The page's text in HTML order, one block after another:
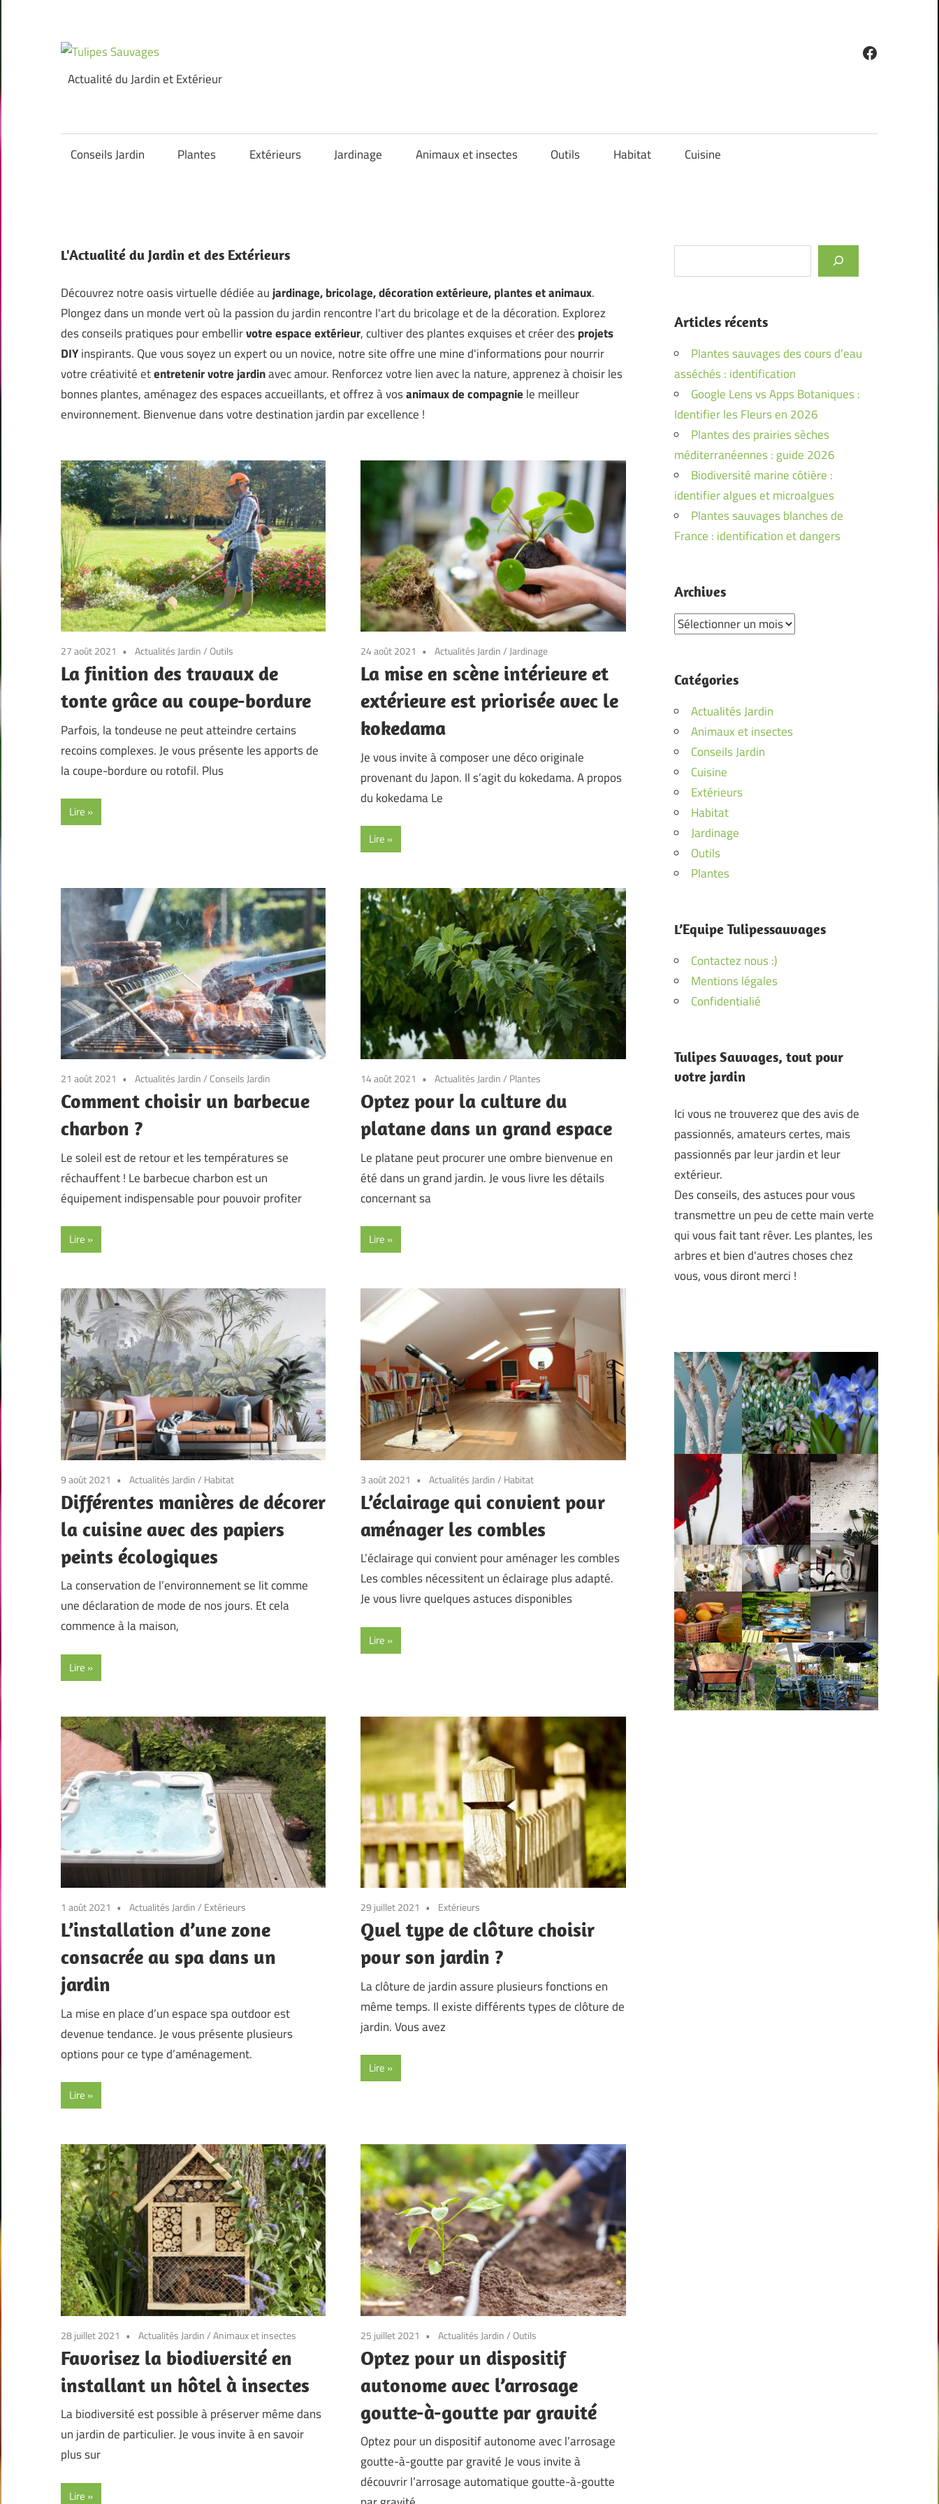
content
Actualité du Jardin et Extérieur
Facebook
Conseils Jardin Plantes Extérieurs Jardinage Animaux et insectes Outils Habitat Cuisine
L'Actualité du Jardin et des Extérieurs
Découvrez notre oasis virtuelle dédiée au jardinage, bricolage, décoration extérieure, plantes et animaux.
Plongez dans un monde vert où la passion du jardin rencontre l'art du bricolage et de la décoration. Explorez
des conseils pratiques pour embellirvotre espace extérieur, cultiver des plantes exquises et créer desprojets
DIYinspirants. Que vous soyez un expert ou un novice, notre site offre une mine d'informations pour nourrir
votre créativité etentretenir votre jardinavec amour. Renforcez votre lien avec la nature, apprenez à choisir les
bonnes plantes, aménagez des espaces accueillants, et offrez à vosanimaux de compagnie le meilleur
environnement. Bienvenue dans votre destination jardin par excellence !
27 août 2021 Actualités Jardin/Outils
La finition des travaux de
tonte grâce au coupe-bordure
Parfois, la tondeuse ne peut atteindre certains
recoins complexes. Je vous présente les apports de
la coupe-bordure ou rotofil. Plus
Lire
24 août 2021 Actualités Jardin/ Jardinage
La mise en scène intérieure et
extérieure est priorisée avec le
kokedama
Je vous invite à composer une déco originale
provenant du Japon. Il s’agit du kokedama. A propos
du kokedama Le
Lire
21 août 2021 Actualités Jardin/ Conseils Jardin
Comment choisir un barbecue
charbon ?
Le soleil est de retour et les températures se
réchauffent ! Le barbecue charbon est un
équipement indispensable pour pouvoir profiter
Lire
14 août 2021 Actualités Jardin/ Plantes
Optez pour la culture du
platane dans un grand espace
Le platane peut procurer une ombre bienvenue en
été dans un grand jardin. Je vous livre les détails
concernant sa
Lire
9 août 2021 Actualités Jardin/ Habitat
Différentes manières de décorer
la cuisine avec des papiers
peints écologiques
La conservation de l’environnement se lit comme
une déclaration de mode de nos jours. Et cela
commence à la maison,
Lire
3 août 2021 Actualités Jardin/ Habitat
L’éclairage qui convient pour
aménager les combles
L’éclairage qui convient pour aménager les combles
Les combles nécessitent un éclairage plus adapté.
Je vous livre quelques astuces disponibles
Lire
1 août 2021 Actualités Jardin/ Extérieurs
L’installation d’une zone
consacrée au spa dans un
jardin
La mise en place d’un espace spa outdoor est
devenue tendance. Je vous présente plusieurs
options pour ce type d’aménagement.
Lire
29 juillet 2021 Extérieurs
Quel type de clôture choisir
pour son jardin ?
La clôture de jardin assure plusieurs fonctions en
même temps. Il existe différents types de clôture de
jardin. Vous avez
Lire
28 juillet 2021 Actualités Jardin/Animaux et insectes
Favorisez la biodiversité en
installant un hôtel à insectes
La biodiversité est possible à préserver même dans
un jardin de particulier. Je vous invite à en savoir
plus sur
Lire
25 juillet 2021 Actualités Jardin/Outils
Optez pour un dispositif
autonome avec l’arrosage
goutte-à-goutte par gravité
Optez pour un dispositif autonome avec l’arrosage
goutte-à-goutte par gravité Je vous invite à
découvrir l’arrosage automatique goutte-à-goutte
Articles récents
Plantes sauvages des cours d’eau
asséchés : identification
Google Lens vs Apps Botaniques :
Identifier les Fleurs en 2026
Plantes des prairies sèches
méditerranéennes : guide 2026
Biodiversité marine côtière :
identifier algues et microalgues
Plantes sauvages blanches de
France : identification et dangers
Archives
Archives
Catégories
Actualités Jardin
Animaux et insectes
Conseils Jardin
Cuisine
Extérieurs
Habitat
Jardinage
Outils
Plantes
L’Equipe Tulipessauvages
Contactez nous :)
Mentions légales
Confidentialié
Tulipes Sauvages, tout pour
votre jardin
Ici vous ne trouverez que des avis de
passionnés, amateurs certes, mais
passionnés par leur jardin et leur
extérieur.
Des conseils, des astuces pour vous
transmettre un peu de cette main verte
qui vous fait tant rêver. Les plantes, les
arbres et bien d'autres choses chez
vous, vous diront merci !